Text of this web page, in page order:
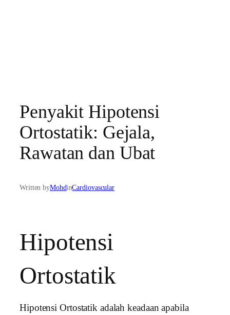
Penyakit Hipotensi
Ortostatik: Gejala,
Rawatan dan Ubat​
Written byMohdinCardiovascular
Hipotensi
Ortostatik
Hipotensi Ortostatik adalah keadaan apabila